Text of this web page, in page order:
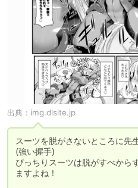
出典： img.dlsite.jp
スーツを脱がさないところに先
(強い握手)
ぴっちりスーツは脱がすべから
ますよね！